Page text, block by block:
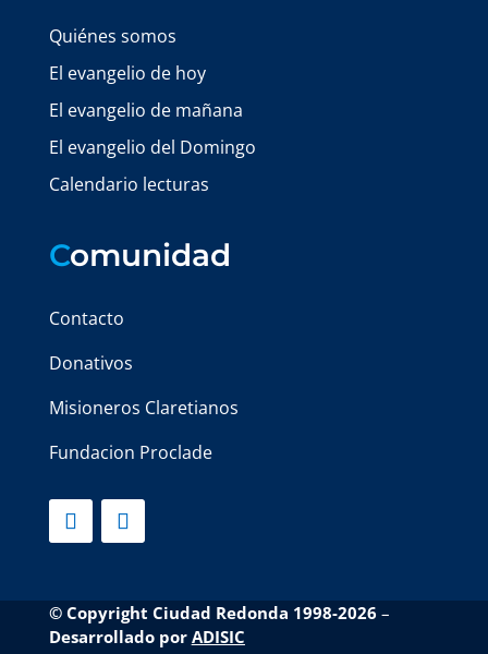
Quiénes somos
El evangelio de hoy
El evangelio de mañana
El evangelio del Domingo
Calendario lecturas
Comunidad
Contacto
Donativos
Misioneros Claretianos
Fundacion Proclade
© Copyright Ciudad Redonda 1998-2026 –
Desarrollado por ADISIC